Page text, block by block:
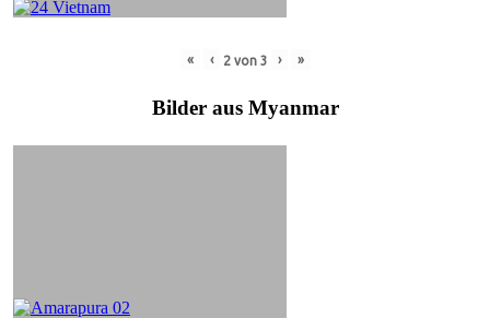
« ‹ 2von 3 › »
Bilder aus Myanmar